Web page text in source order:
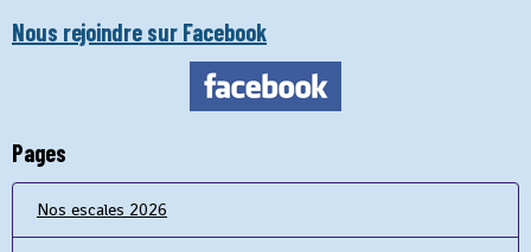
Nous rejoindre sur Facebook
Pages
Nos escales 2026